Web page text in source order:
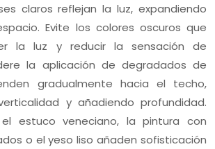
claros reflejan la luz, expandiendo
Evite los colores oscuros que
la luz y reducir la sensación de
la aplicación de degradados de
gradualmente hacia el techo,
y añadiendo profundidad.
estuco veneciano, la pintura con
o el yeso liso añaden sofisticación